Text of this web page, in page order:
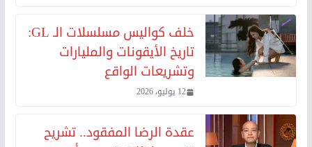
خلف كواليس مسلسلات الـ GL:
تاريخ الأيقونات والمليارات
وتشريعات الواقع
12 يوليو، 2026
عقدة الرضا المفقود.. تشريح